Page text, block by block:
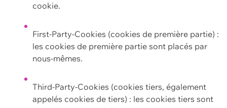
cookie.
First-Party-Cookies (cookies de première partie) :
les cookies de première partie sont placés par
nous-mêmes.
Third-Party-Cookies (cookies tiers, également
appelés cookies de tiers) : les cookies tiers sont